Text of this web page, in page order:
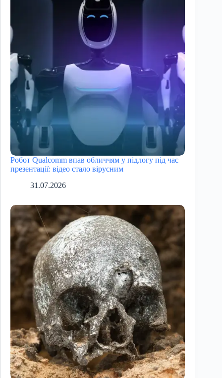
Робот Qualcomm впав обличчям у підлогу під час
презентації: відео стало вірусним
31.07.2026